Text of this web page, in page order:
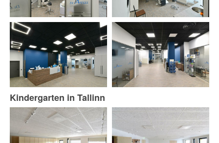
Kindergarten in Tallinn